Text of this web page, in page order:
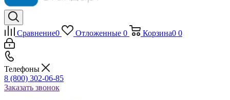
Сравнение0 Отложенные 0 Корзина0 0
Телефоны
8 (800) 302-06-85
Заказать звонок